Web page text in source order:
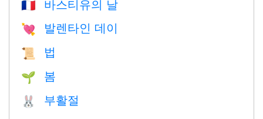
🇫🇷 바스티유의 날
💘 발렌타인 데이
📜 법
🌱 봄
🐰 부활절